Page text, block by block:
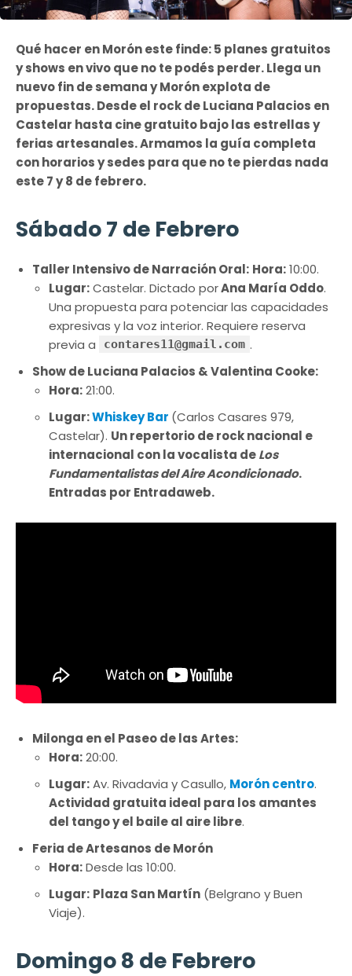
Qué hacer en Morón este finde: 5 planes gratuitos
y shows en vivo que no te podés perder. Llega un
nuevo fin de semana y Morón explota de
propuestas. Desde el rock de Luciana Palacios en
Castelar hasta cine gratuito bajo las estrellas y
ferias artesanales. Armamos la guía completa
con horarios y sedes para que no te pierdas nada
este 7 y 8 de febrero.
Sábado 7 de Febrero
Taller Intensivo de Narración Oral: Hora:10:00.
Lugar:Castelar. Dictado porAna María Oddo.
Una propuesta para potenciar las capacidades
expresivas y la voz interior. Requiere reserva
previa a
contares11@gmail.com .
Show de Luciana Palacios & Valentina Cooke:
Hora:21:00.
Lugar:Whiskey Bar (Carlos Casares 979,
Castelar). Un repertorio de rock nacional e
internacional con la vocalista deLos
Fundamentalistas del Aire Acondicionado.
Entradas por Entradaweb.
Milonga en el Paseo de las Artes:
Hora:20:00.
Lugar:Av. Rivadavia y Casullo, Morón centro.
Actividad gratuita ideal para los amantes
del tango y el baile al aire libre.
Feria de Artesanos de Morón
Hora:Desde las 10:00.
Lugar: Plaza San Martín (Belgrano y Buen
Viaje).
Domingo 8 de Febrero